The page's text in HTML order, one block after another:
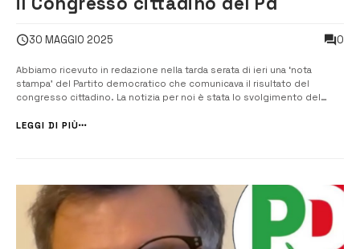
30 MAGGIO 2025 0
Abbiamo ricevuto in redazione nella tarda serata di ieri una ‘nota
stampa’ del Partito democratico che comunicava il risultato del
congresso cittadino. La notizia per noi è stata lo svolgimento del
noi ha commentato la rapidità con cui Fratelli d’Italia ha celebrato il
LEGGI DI PIÙ